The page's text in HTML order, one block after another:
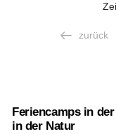
zurück
Feriencamps in
in der Natur